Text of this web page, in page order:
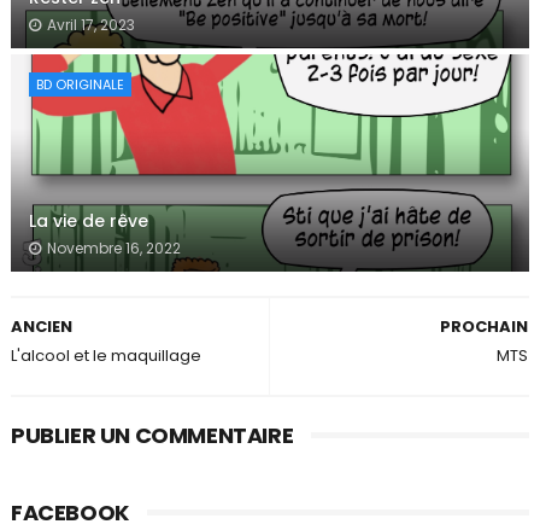
Avril 17, 2023
BD ORIGINALE
La vie de rêve
Novembre 16, 2022
PROCHAIN
MTS
ANCIEN
L'alcool et le maquillage
PUBLIER UN COMMENTAIRE
FACEBOOK